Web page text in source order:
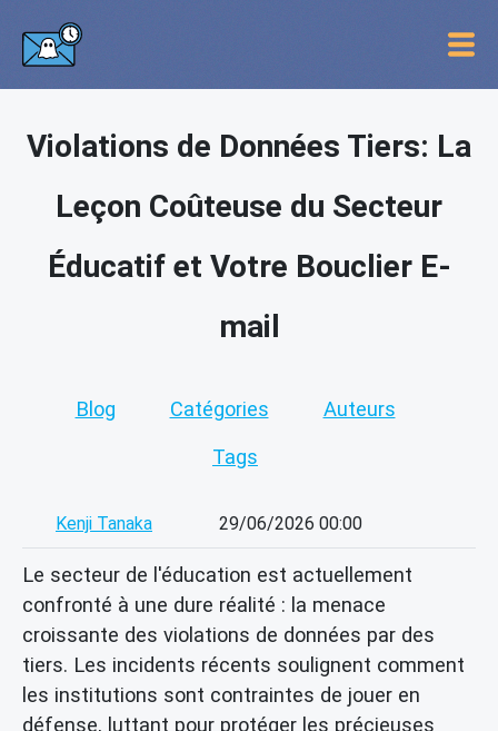
Violations de Données Tiers: La
Leçon Coûteuse du Secteur
Éducatif et Votre Bouclier E-
mail
Blog Catégories Auteurs
Tags
Kenji Tanaka 29/06/2026 00:00
Le secteur de l'éducation est actuellement
confronté à une dure réalité : la menace
croissante des violations de données par des
tiers. Les incidents récents soulignent comment
les institutions sont contraintes de jouer en
défense, luttant pour protéger les précieuses